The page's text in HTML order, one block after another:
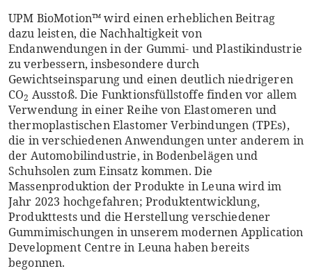
UPM BioMotion™ wird einen erheblichen Beitrag
dazu leisten, die Nachhaltigkeit von
Endanwendungen in der Gummi- und Plastikindustrie
zu verbessern, insbesondere durch
Gewichtseinsparung und einen deutlich niedrigeren
CO2 Ausstoß. Die Funktionsfüllstoffe finden vor allem
Verwendung in einer Reihe von Elastomeren und
thermoplastischen Elastomer Verbindungen (TPEs),
die in verschiedenen Anwendungen unter anderem in
der Automobilindustrie, in Bodenbelägen und
Schuhsolen zum Einsatz kommen. Die
Massenproduktion der Produkte in Leuna wird im
Jahr 2023 hochgefahren; Produktentwicklung,
Produkttests und die Herstellung verschiedener
Gummimischungen in unserem modernen Application
Development Centre in Leuna haben bereits
begonnen.